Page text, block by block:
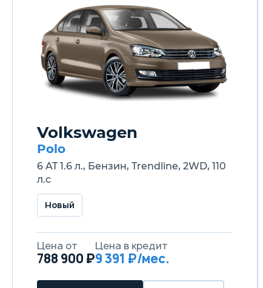
Volkswagen
Polo
6 AT 1.6 л., Бензин, Trendline, 2WD, 110
л.с
Новый
Цена от
788 900 ₽
Цена в кредит
9 391 ₽/мес.